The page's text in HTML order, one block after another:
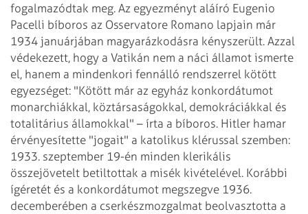
fogalmazódtak meg. Az egyezményt aláíró Eugenio
Pacelli bíboros az Osservatore Romano lapjain már
1934 januárjában magyarázkodásra kényszerült. Azzal
védekezett, hogy a Vatikán nem a náci államot ismerte
el, hanem a mindenkori fennálló rendszerrel kötött
egyezséget: "Kötött már az egyház konkordátumot
monarchiákkal, köztársaságokkal, demokráciákkal és
totalitárius államokkal" – írta a bíboros. Hitler hamar
érvényesítette "jogait" a katolikus klérussal szemben:
1933. szeptember 19-én minden klerikális
összejövetelt betiltottak a misék kivételével. Korábbi
ígéretét és a konkordátumot megszegve 1936.
decemberében a cserkészmozgalmat beolvasztotta a